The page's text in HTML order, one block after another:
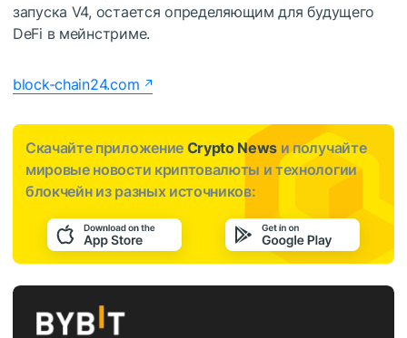
запуска V4, остается определяющим для будущего
DeFi в мейнстриме.
block-chain24.com
Скачайте приложение Crypto News и получайте
мировые новости криптовалюты и технологии
блокчейн из разных источников: